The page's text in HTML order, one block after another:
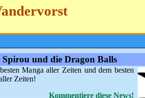
und die Dragon Balls
Manga aller Zeiten und dem besten
Zeiten!
Kommentiere diese News!